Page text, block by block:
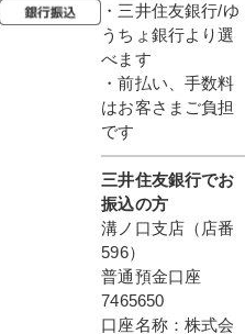
・三井住友銀行/ゆ
うちょ銀行より選
べます
・前払い、手数料
はお客さまご負担
です
三井住友銀行でお
振込の方
溝ノ口支店（店番
596）
普通預金口座
7465650
口座名称：株式会